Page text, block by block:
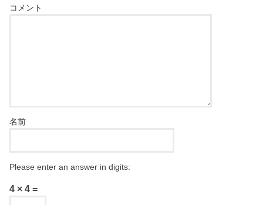
コメント
名前
Please enter an answer in digits:
4 × 4 =